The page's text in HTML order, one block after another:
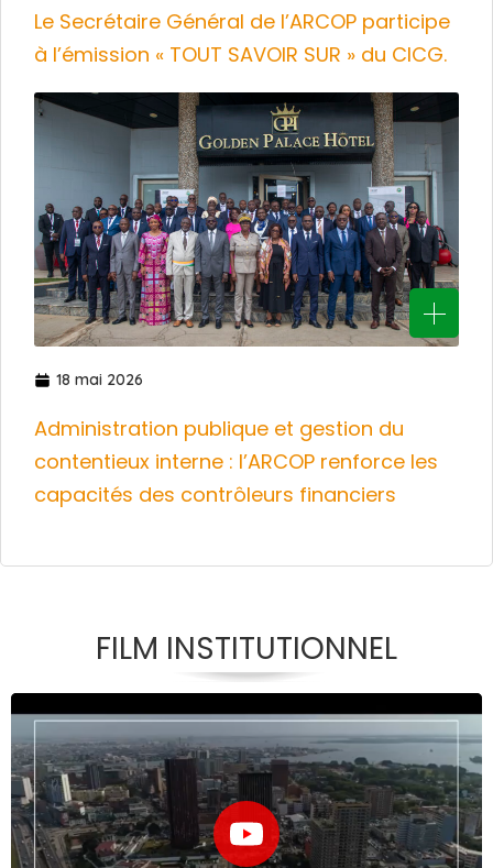
Le Secrétaire Général de l’ARCOP participe
à l’émission « TOUT SAVOIR SUR » du CICG.
18 mai 2026
Administration publique et gestion du
contentieux interne : l’ARCOP renforce les
capacités des contrôleurs financiers
FILM INSTITUTIONNEL